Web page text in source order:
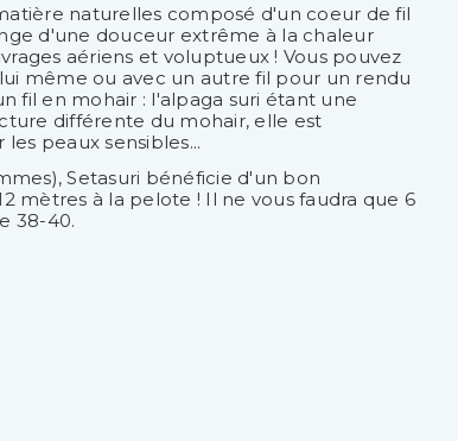
naturelles composé d'un coeur de fil
d'une douceur extrême à la chaleur
aériens et voluptueux ! Vous pouvez
même ou avec un autre fil pour un rendu
fil en mohair : l'alpaga suri étant une
différente du mohair, elle est
peaux sensibles...
Setasuri bénéficie d'un bon
mètres à la pelote ! Il ne vous faudra que 6
38-40.